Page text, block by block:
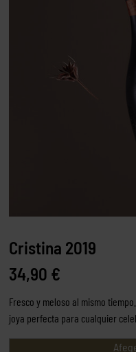
Cristina 2019
34,90 €
Fresco y meloso al mismo
joya perfecta para cualquier